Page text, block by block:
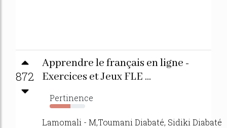
872
Apprendre le français en ligne -
Exercices et Jeux FLE ...
Pertinence
59%
Lamomali - M,Toumani Diabaté, Sidiki Diabaté